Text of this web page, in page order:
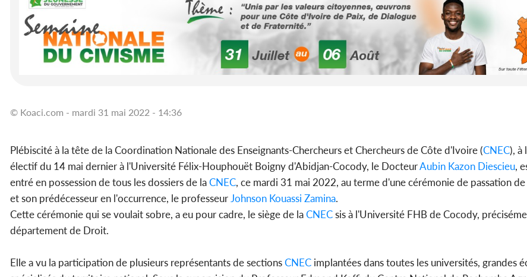
© Koaci.com - mardi 31 mai 2022 - 14:36
Plébiscité à la tête de la Coordination Nationale des Enseignants-Chercheurs et Chercheurs de Côte d'Ivoire (CNEC), à
électif du 14 mai dernier à l'Université Félix-Houphouët Boigny d'Abidjan-Cocody, le DocteurAubin Kazon Diescieu,
entré en possession de tous les dossiers de laCNEC, ce mardi 31 mai 2022, au terme d'une cérémonie de passation
et son prédécesseur en l'occurrence, le professeur Johnson Kouassi Zamina.
Cette cérémonie qui se voulait sobre, a eu pour cadre, le siège de laCNECsis à l'Université FHB de Cocody,
département de Droit.
Elle a vu la participation de plusieurs représentants de sectionsCNEC implantées dans toutes les universités, grandes
Côte
battant
Côte